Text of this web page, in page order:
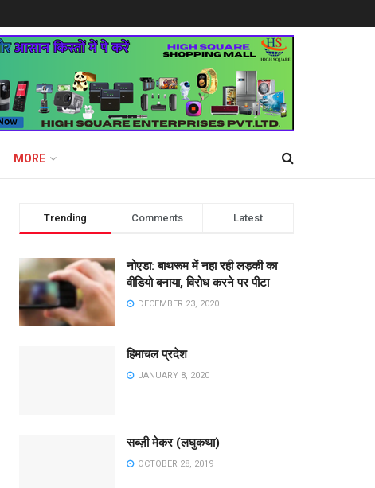
MORE
Trending Comments Latest
नोएडा: बाथरूम में नहा रही लड़की का
वीडियो बनाया, विरोध करने पर पीटा
DECEMBER 23, 2020
हिमाचल प्रदेश
JANUARY 8, 2020
सब्ज़ी मेकर (लघुकथा)
OCTOBER 28, 2019